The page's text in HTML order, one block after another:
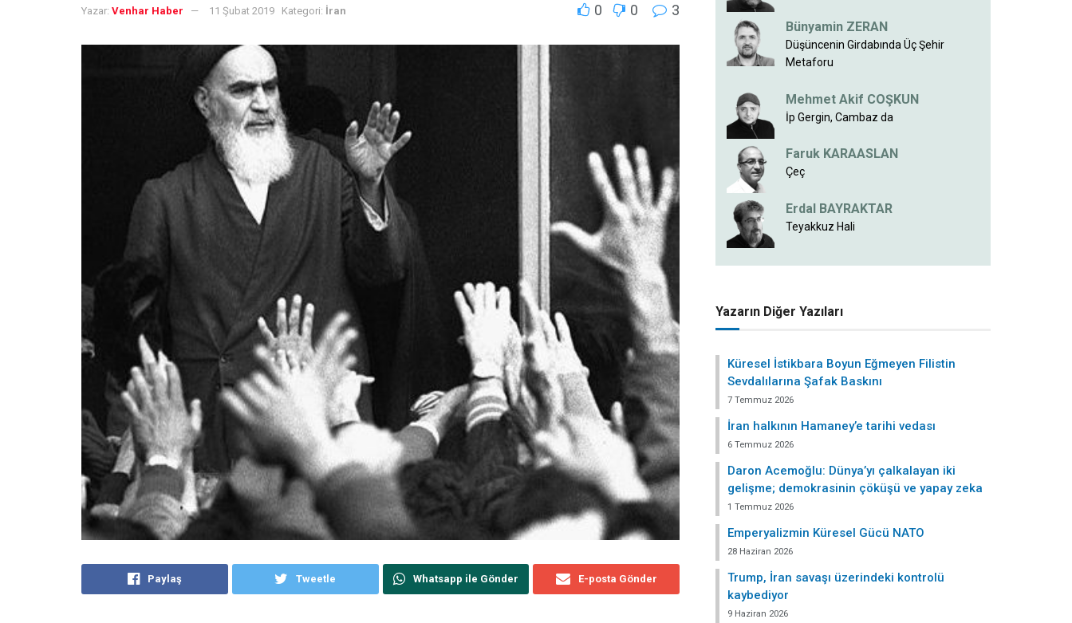
Yazar: Venhar Haber 11 Şubat 2019 Kategori: İran 0 0 3
Paylaş Tweetle Whatsapp ile Gönder E-posta Gönder
Bünyamin ZERAN
Düşüncenin Girdabında Üç Şehir
Metaforu
Mehmet Akif COŞKUN
İp Gergin, Cambaz da
Faruk KARAASLAN
Çeç
Erdal BAYRAKTAR
Teyakkuz Hali
Yazarın Diğer Yazıları
Küresel İstikbara Boyun Eğmeyen Filistin
Sevdalılarına Şafak Baskını
7 Temmuz 2026
İran halkının Hamaney’e tarihi vedası
6 Temmuz 2026
Daron Acemoğlu: Dünya’yı çalkalayan iki
gelişme; demokrasinin çöküşü ve yapay zeka
1 Temmuz 2026
Emperyalizmin Küresel Gücü NATO
28 Haziran 2026
Trump, İran savaşı üzerindeki kontrolü
kaybediyor
9 Haziran 2026